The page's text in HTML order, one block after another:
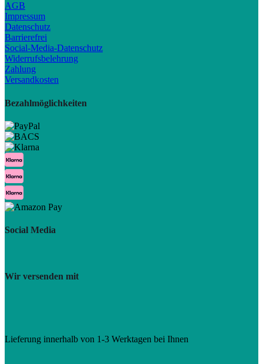
AGB
Impressum
Datenschutz
Barrierefrei
Social-Media-Datenschutz
Widerrufsbelehrung
Zahlung
Versandkosten
Bezahlmöglichkeiten
Social Media
Wir versenden mit
Lieferung innerhalb von 1-3 Werktagen bei Ihnen